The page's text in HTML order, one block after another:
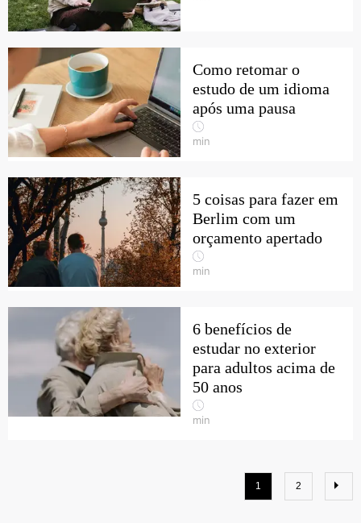
Como retomar o
estudo de um idioma
após uma pausa
min
5 coisas para fazer em
Berlim com um
orçamento apertado
min
6 benefícios de
estudar no exterior
para adultos acima de
50 anos
min
1 2